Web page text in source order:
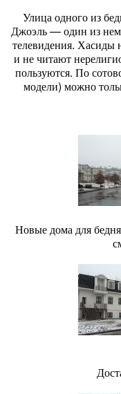
Улица одного из
Джоэль — один из
телевидения. Хасиды
и не читают
пользуются. По
модели) можно
Новые дома для